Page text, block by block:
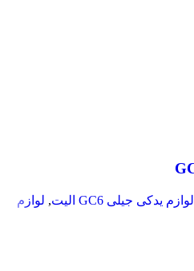
لوازم یدکی جیلی GC6 الیت , لوازم